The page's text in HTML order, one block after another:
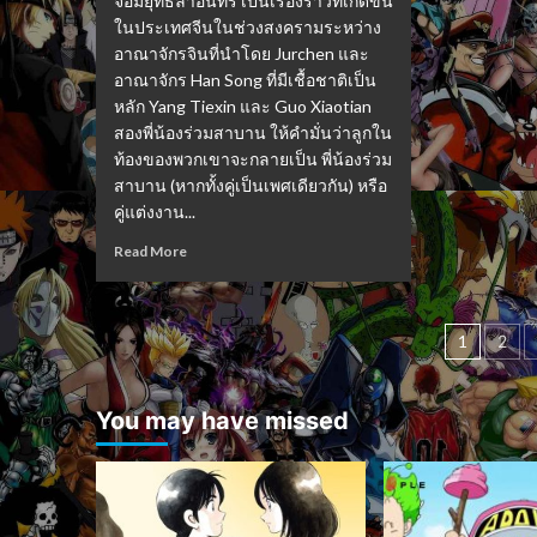
ในประเทศจีนในช่วงสงครามระหว่าง
อาณาจักรจินที่นำโดย Jurchen และ
อาณาจักร Han Song ที่มีเชื้อชาติเป็น
หลัก Yang Tiexin และ Guo Xiaotian
สองพี่น้องร่วมสาบาน ให้คำมั่นว่าลูกใน
ท้องของพวกเขาจะกลายเป็น พี่น้องร่วม
สาบาน (หากทั้งคู่เป็นเพศเดียวกัน) หรือ
คู่แต่งงาน...
Read More
1 2
You may have missed